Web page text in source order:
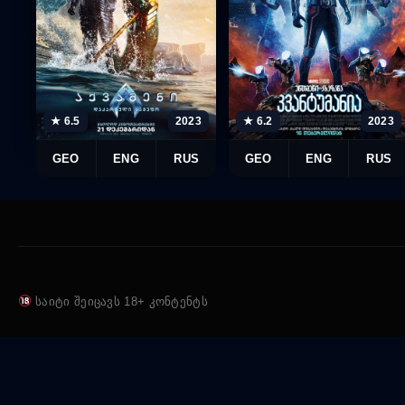
★ 6.5 2023
GEO ENG RUS
★ 6.2 2023
GEO ENG RUS
საიტი შეიცავს 18+ კონტენტს